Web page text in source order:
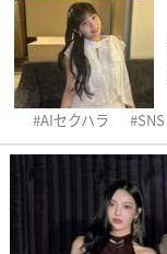
AIセクハラ SNS